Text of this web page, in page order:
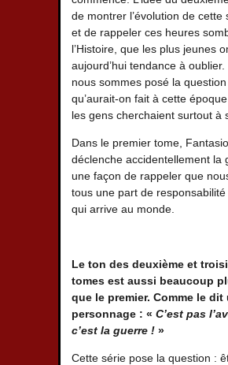
de montrer l’évolution de cette
et de rappeler ces heures
l’Histoire, que les plus jeunes
aujourd’hui tendance à oublier.
nous sommes posé la question
qu’aurait-on fait à cette
les gens cherchaient surtout à
Dans le premier tome, Fantasio
déclenche accidentellement la
une façon de rappeler que
tous une part de
qui arrive au monde.
Le ton des deuxième et
tomes est aussi beaucoup
que le premier. Comme le dit
personnage : « C’est pas
c’est la guerre ! »
Cette série pose la question :